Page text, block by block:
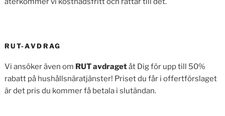
RUT-AVDRAG
Vi ansöker även om RUT avdragetåt Dig för upp till 50%
rabatt på hushållsnäratjänster! Priset du får i offertförslaget
är det pris du kommer få betala i slutändan.